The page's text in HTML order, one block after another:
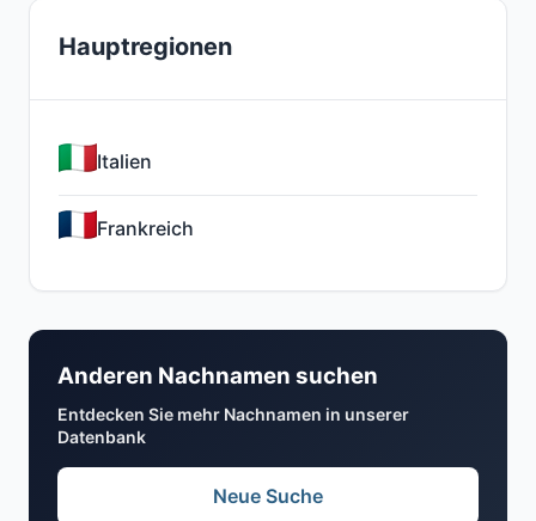
Hauptregionen
Italien
Frankreich
Anderen Nachnamen suchen
Entdecken Sie mehr Nachnamen in unserer
Datenbank
Neue Suche